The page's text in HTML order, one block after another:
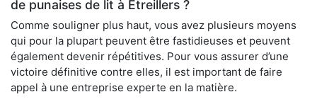
de punaises de lit à Étreillers ?
Comme souligner plus haut, vous avez plusieurs moyens
qui pour la plupart peuvent être fastidieuses et peuvent
également devenir répétitives. Pour vous assurer d’une
victoire définitive contre elles, il est important de faire
appel à une entreprise experte en la matière.